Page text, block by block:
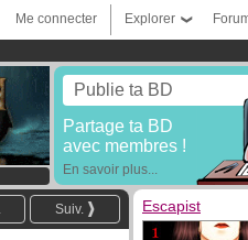
Explorer
Me connecter
Publie ta BD
Partage ta BD
avec membres !
En savoir plus...
Suiv. Escapist